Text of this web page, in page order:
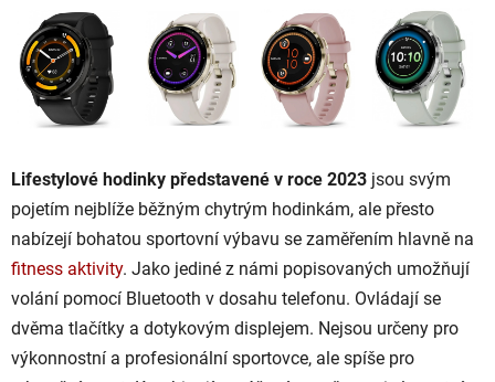
Lifestylové hodinky představené v roce 2023 jsou svým
pojetím nejblíže běžným chytrým hodinkám, ale přesto
nabízejí bohatou sportovní výbavu se zaměřením hlavně na
fitness aktivity. Jako jediné z námi popisovaných umožňují
volání pomocí Bluetooth v dosahu telefonu. Ovládají se
dvěma tlačítky a dotykovým displejem. Nejsou určeny pro
výkonnostní a profesionální sportovce, ale spíše pro